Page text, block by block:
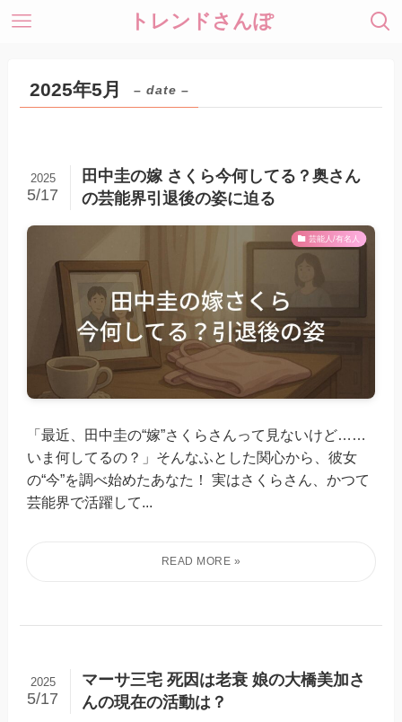
トレンドさんぽ
2025年5月 – date –
田中圭の嫁 さくら今何してる？奥さん
の芸能界引退後の姿に迫る
2025
5/17
芸能人/有名人
「最近、田中圭の“嫁”さくらさんって見ないけど……
いま何してるの？」そんなふとした関心から、彼女
の“今”を調べ始めたあなた！ 実はさくらさん、かつて
芸能界で活躍して...
マーサ三宅 死因は老衰 娘の大橋美加さ
んの現在の活動は？
2025
5/17